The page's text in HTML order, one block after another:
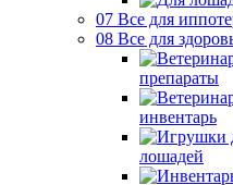
07 Все для
08 Все для
препараты
инвентарь
лошадей